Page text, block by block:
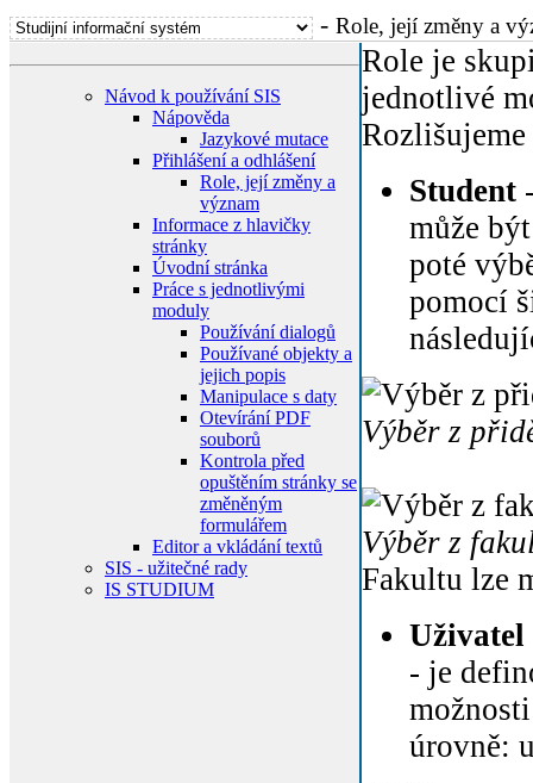
- Role, její změny a
Návod k používání SIS
Nápověda
Jazykové mutace
Přihlášení a odhlášení
Role, její změny a
význam
Informace z hlavičky
stránky
Úvodní stránka
Práce s jednotlivými
moduly
Používání dialogů
Používané objekty a
jejich popis
Manipulace s daty
Otevírání PDF
souborů
Kontrola před
opuštěním stránky se
změněným
formulářem
Editor a vkládání textů
SIS - užitečné rady
IS STUDIUM
Role je
jednotlivé
Student
může
poté
pomocí
Výběr z
Výběr z
Fakultu lze
Uživatel
- je
úrovně: